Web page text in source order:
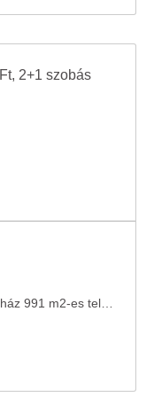
gyűjtöttek.